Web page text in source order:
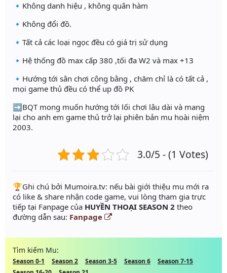
🔹Không danh hiệu , không quân hàm
🔹Không đổi đồ.
🔹Tất cả các loại ngọc đều có giá trị sử dụng
🔹Hệ thống đồ max cấp 380 ,tối đa W2 và max +13
🔹Hướng tới sân chơi công bằng , chăm chỉ là có tất cả ,
mọi game thủ đều có thể up đồ PK
➡️BQT mong muốn hướng tới lối chơi lâu dài và mang
lại cho anh em game thủ trở lại phiên bản mu hoài niệm
2003.
3.0/5 - (1 Votes)
️🏆Ghi chú bởi Mumoira.tv: nếu bài giới thiệu mu mới ra
có like & share nhận code game, vui lòng tham gia trực
tiếp tại Fanpage của HUYỀN THOẠI SEASON 2 theo
đường dẫn sau: Fanpage
Tìm kiếm Mu:
Season 0-1 Season 2 Season 3-5 Season 6
Season 7-15